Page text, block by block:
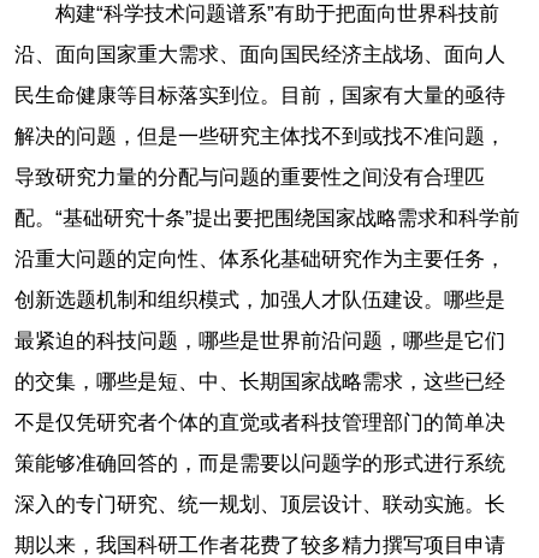
构建“科学技术问题谱系”有助于把面向世界科技前
沿、面向国家重大需求、面向国民经济主战场、面向人
民生命健康等目标落实到位。目前，国家有大量的亟待
解决的问题，但是一些研究主体找不到或找不准问题，
导致研究力量的分配与问题的重要性之间没有合理匹
配。“基础研究十条”提出要把围绕国家战略需求和科学前
沿重大问题的定向性、体系化基础研究作为主要任务，
创新选题机制和组织模式，加强人才队伍建设。哪些是
最紧迫的科技问题，哪些是世界前沿问题，哪些是它们
的交集，哪些是短、中、长期国家战略需求，这些已经
不是仅凭研究者个体的直觉或者科技管理部门的简单决
策能够准确回答的，而是需要以问题学的形式进行系统
深入的专门研究、统一规划、顶层设计、联动实施。长
期以来，我国科研工作者花费了较多精力撰写项目申请